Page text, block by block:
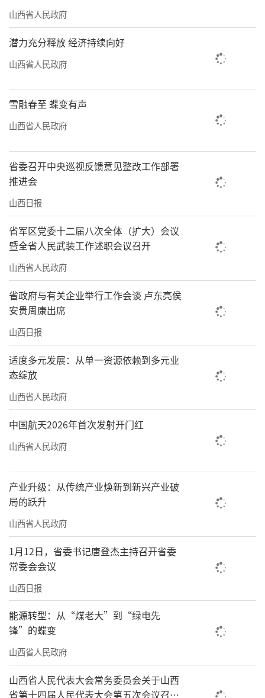
山西省人民政府
潜力充分释放 经济持续向好
山西省人民政府
雪融春至 蝶变有声
山西省人民政府
省委召开中央巡视反馈意见整改工作部署
推进会
山西日报
省军区党委十二届八次全体（扩大）会议
暨全省人民武装工作述职会议召开
山西省人民政府
省政府与有关企业举行工作会谈 卢东亮侯
安贵周康出席
山西日报
适度多元发展：从单一资源依赖到多元业
态绽放
山西省人民政府
中国航天2026年首次发射开门红
山西省人民政府
产业升级：从传统产业焕新到新兴产业破
局的跃升
山西省人民政府
1月12日，省委书记唐登杰主持召开省委
常委会会议
山西日报
能源转型：从“煤老大”到“绿电先
锋”的蝶变
山西省人民政府
山西省人民代表大会常务委员会关于山西
省第十四届人民代表大会第五次会议召开